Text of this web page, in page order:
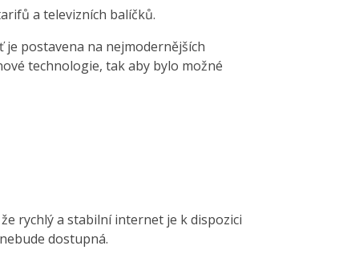
a televizních balíčků.
postavena na nejmodernějších
technologie, tak aby bylo možné
rychlý a stabilní internet je k dispozici
dostupná.